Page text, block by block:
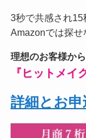
3秒で共感され15
Amazonでは探
理想のお客様か
『ヒットメイ
詳細とお